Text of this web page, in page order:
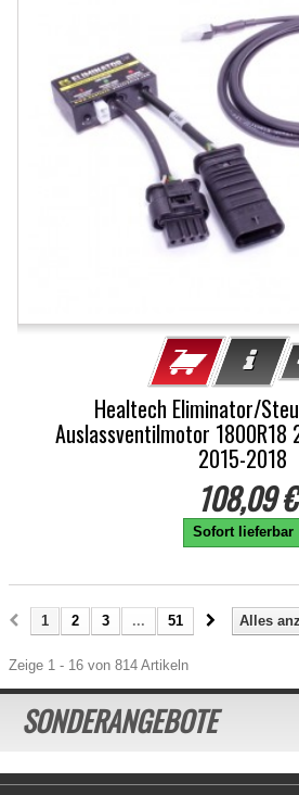
Healtech Eliminator/
Auslassventilmotor 1800R18
2015-2018
108,09 €
Sofort lieferbar
Alles
1 2 3 ... 51
Zeige 1 - 16 von 814 Artikeln
SONDERANGEBOTE